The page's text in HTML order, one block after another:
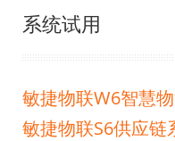
系统试用
敏捷物联W6智慧
敏捷物联S6供应